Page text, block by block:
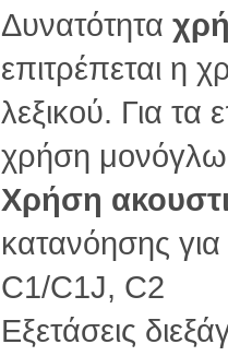
Δυνατότητα
επιτρέπεται η
λεξικού. Για τα
χρήση
Χρήση
κατανόησης
C1/C1J, C2
Εξετάσεις